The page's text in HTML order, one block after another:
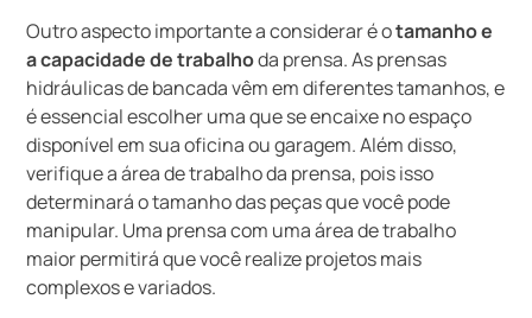
Outro aspecto importante a considerar é otamanho e
a capacidade de trabalhoda prensa. As prensas
hidráulicas de bancada vêm em diferentes tamanhos, e
é essencial escolher uma que se encaixe no espaço
disponível em sua oficina ou garagem. Além disso,
verifique a área de trabalho da prensa, pois isso
determinará o tamanho das peças que você pode
manipular. Uma prensa com uma área de trabalho
maior permitirá que você realize projetos mais
complexos e variados.